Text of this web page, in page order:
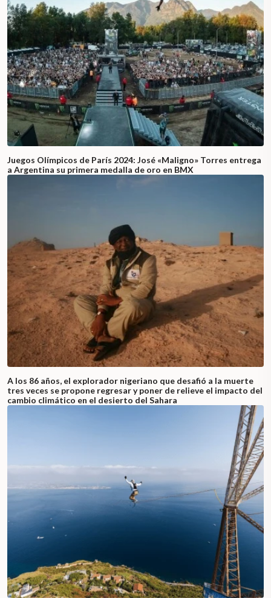
Juegos Olímpicos de París 2024: José «Maligno» Torres entrega
a Argentina su primera medalla de oro en BMX
A los 86 años, el explorador nigeriano que desafió a la muerte
tres veces se propone regresar y poner de relieve el impacto del
cambio climático en el desierto del Sahara